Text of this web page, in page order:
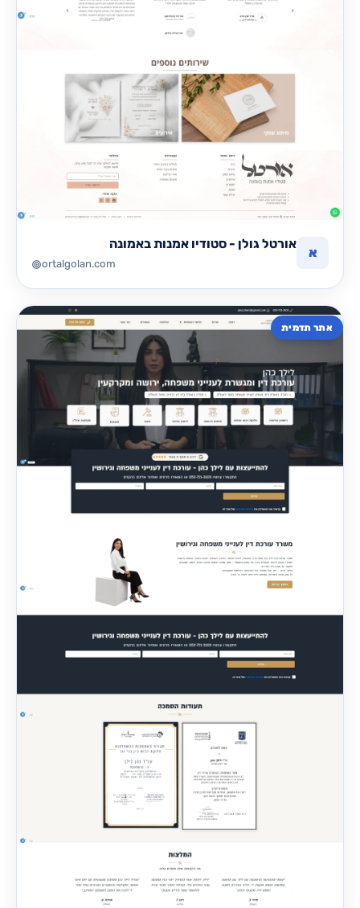
א
אורטל גולן - סטודיו אמנות באמונה
ortalgolan.com
אתר תדמית